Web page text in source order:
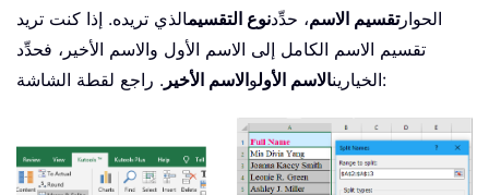
الحوارتقسيم الاسم، حدِّدنوع التقسيمالذي تريده. إذا كنت تريد
تقسيم الاسم الكامل إلى الاسم الأول والاسم الأخير، فحدِّد
الخيارينالاسم الأولوالاسم الأخير . راجع لقطة الشاشة: